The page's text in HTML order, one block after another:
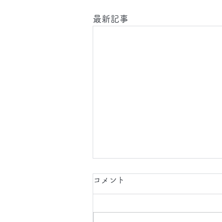
最新記事
2026.8.6(木)
に 工事引渡クリーニング 、 タ
コメント